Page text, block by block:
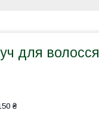
для волосся
₴